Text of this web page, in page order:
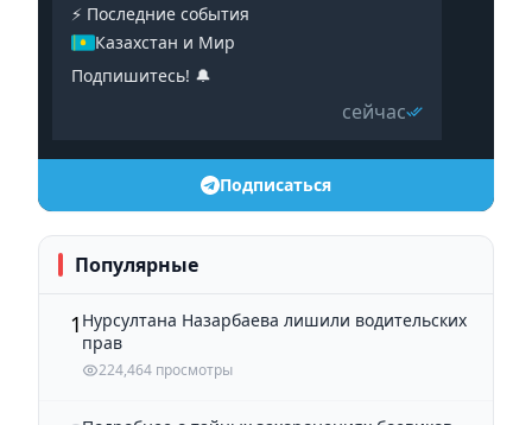
⚡️ Последние события
Казахстан и Мир
Подпишитесь! 🔔
сейчас
Подписаться
Популярные
1 Нурсултана Назарбаева лишили водительских
прав
224,464 просмотры